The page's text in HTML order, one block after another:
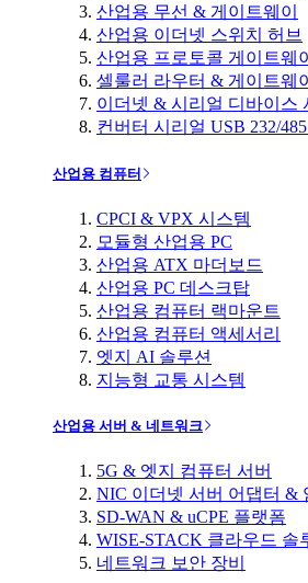
산업용 무선 & 게이트웨이
산업용 이더넷 스위치 허브
산업용 프로토콜 게이트웨이
셀룰러 라우터 & 게이트웨이
이더넷 & 시리얼 디바이스
컨버터 시리얼 USB 232/
산업용 컴퓨터
CPCI & VPX 시스템
모듈형 산업용 PC
산업용 ATX 마더보드
산업용 PC 데스크탑
산업용 컴퓨터 랙마운트
산업용 컴퓨터 액세서리
엣지 AI 솔루션
지능형 교통 시스템
산업용 서버 & 네트워크
5G & 엣지 컴퓨터 서버
NIC 이더넷 서버 어댑터 &
SD-WAN & uCPE 플랫폼
WISE-STACK 클라우드 솔
네트워크 보안 장비